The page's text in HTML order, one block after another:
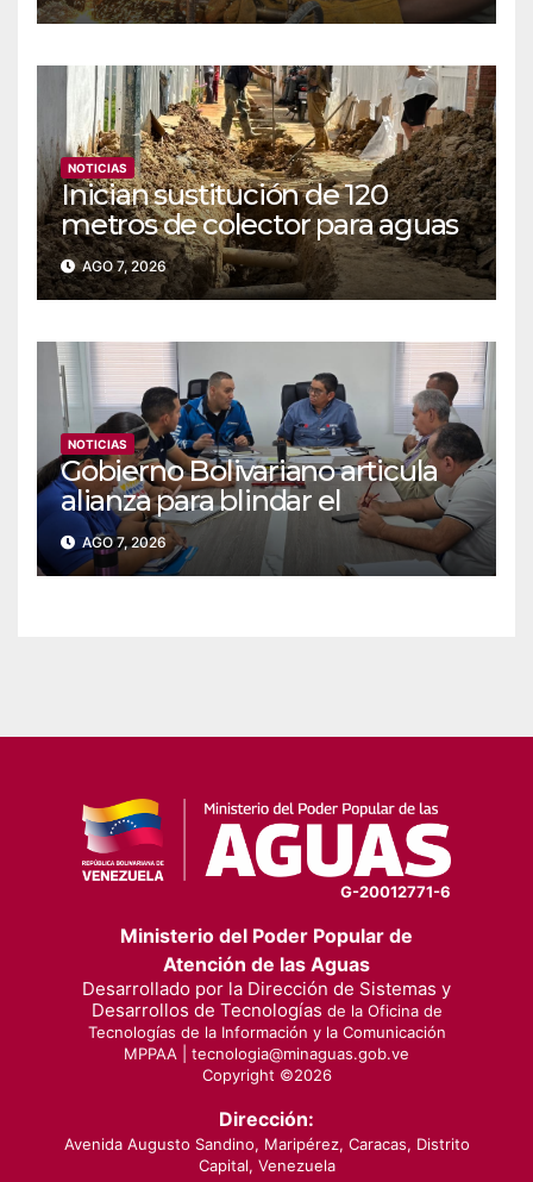
NOTICIAS
Inician sustitución de 120
metros de colector para aguas
servidas en Coche
AGO 7, 2026
NOTICIAS
Gobierno Bolivariano articula
alianza para blindar el
suministro de agua y
electricidad en Falcón
AGO 7, 2026
G-20012771-6
Ministerio del Poder Popular de
Atención de las Aguas
Desarrollado por la Dirección de Sistemas y
Desarrollos de Tecnologías de la Oficina de
Tecnologías de la Información y la Comunicación
MPPAA | tecnologia@minaguas.gob.ve
Copyright ©2026
Dirección:
Avenida Augusto Sandino, Maripérez, Caracas, Distrito
Capital, Venezuela